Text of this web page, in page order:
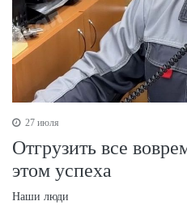
27 июля
Отгрузить все
этом успеха
Наши люди